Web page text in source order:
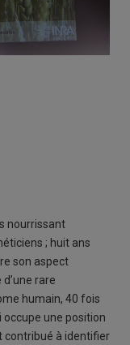
nourrissant
; huit ans
son aspect
rare
humain, 40 fois
occupe une position
contribué à identifier